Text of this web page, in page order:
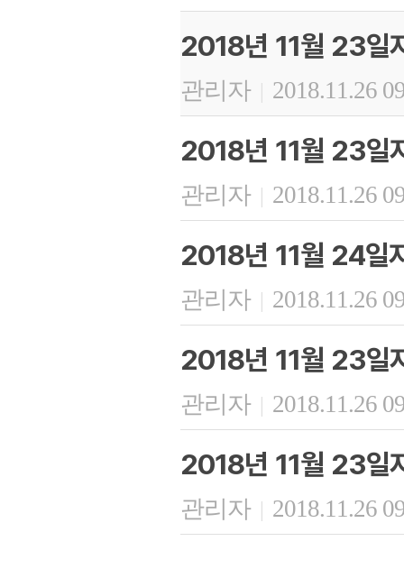
2018년 11월 23일
관리자 | 2018.11.26
2018년 11월 23일
관리자 | 2018.11.26
2018년 11월 24일
관리자 | 2018.11.26
2018년 11월 23일
관리자 | 2018.11.26
2018년 11월 23일
관리자 | 2018.11.26